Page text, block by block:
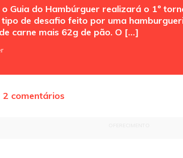
Guia do Hambúrguer realizará o 1º
de desafio feito por uma
carne mais 62g de pão. O […]
2 comentários